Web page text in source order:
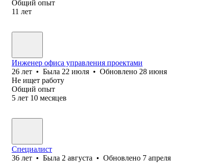
Общий опыт
11 лет
Инженер офиса управления проектами
26 лет • Была 22 июля • Обновлено 28 июня
Не ищет работу
Общий опыт
5 лет 10 месяцев
Специалист
36 лет • Была 2 августа • Обновлено 7 апреля